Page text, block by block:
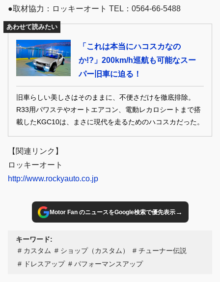
●取材協力：ロッキーオート TEL：0564-66-5488
あわせて読みたい
「これは本当にハコスカなの
か!?」200km/h巡航も可能なスー
パー旧車に迫る！
旧車らしい美しさはそのままに、不便さだけを徹底排除。
R33用パワステやオートエアコン、電動レカロシートまで搭
載したKGC10は、まさに現代を走るためのハコスカだった。
【関連リンク】
ロッキーオート
http://www.rockyauto.co.jp
Motor Fan のニュースをGoogle検索で優先表示→
キーワード:
カスタム
ショップ（カスタム）
チューナー伝説
ドレスアップ
パフォーマンスアップ